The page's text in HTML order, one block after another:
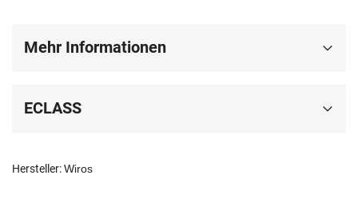
Hersteller:Wiros
Mehr Informationen
ECLASS